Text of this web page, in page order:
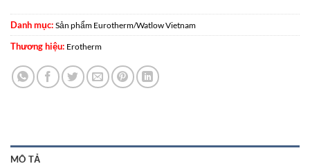
Danh mục: Sản phẩm Eurotherm/Watlow Vietnam
Thương hiệu: Erotherm
MÔ TẢ